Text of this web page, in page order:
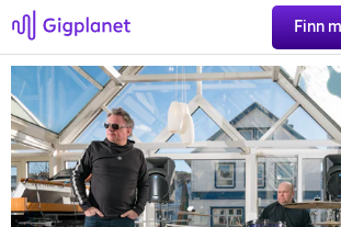
Finn
Søk
Favoritter